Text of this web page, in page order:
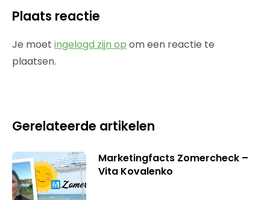
Plaats reactie
Je moet ingelogd zijn op om een reactie te
plaatsen.
Gerelateerde artikelen
Marketingfacts Zomercheck –
Vita Kovalenko